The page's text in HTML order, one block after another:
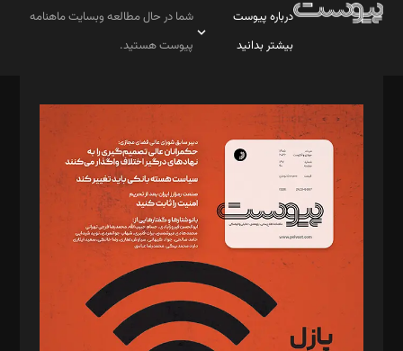
درباره پیوست
بیشتر بدانید
شما در حال مطالعه وبسایت ماهنامه
پیوست هستید.
مدیر مسئول: محمدباقر اثنی‌عشری
سردبیر: مهرک محمودی
دبیر تحریریه: میثم قاسمی
د‌بیر ناداستان: سمانه سمیع
د‌بیر خدمت و تجارت: ابوالفضل رجبی
د‌بیر حقوق فناوری: حسام‌الدین ایپکچی
د‌بیر پیوست جهان: مینا پاکدل
د‌بیر تحریریه آنلاین: بابک نقاش
تحریریه‌: مجتبی محمود‌ی، آرش برهمند، یسنا امان‌پور، سروش کرمیان،
مصطفی مسجدی آرانی، ابوالفضل رجبی، زهرا فکرانه، فائزه فتحی